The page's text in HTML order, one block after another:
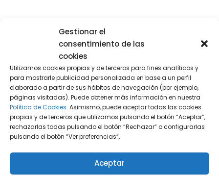
Gestionar el
consentimiento de las
cookies
Utilizamos cookies propias y de terceros para fines analíticos y
para mostrarle publicidad personalizada en base a un perfil
elaborado a partir de sus hábitos de navegación (por ejemplo,
páginas visitadas). Puede obtener más información en nuestra
Política de Cookies. Asimismo, puede aceptar todas las cookies
propias y de terceros que utilizamos pulsando el botón “Aceptar”,
rechazarlas todas pulsando el botón “Rechazar” o configurarlas
pulsando el botón “Ver preferencias”.
Aceptar
Buscador de artículos
DiG ABOGADOS
DiG Abogados es un despacho de abogados
multidisciplinar especializado en las materias de